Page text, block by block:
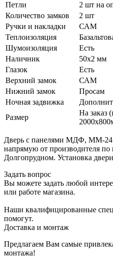
Петли
2 шт на
Количество замков
2 шт
Ручки и накладки
САМ
Теплоизоляция
Шумоизоляция
Есть
Наличник
50х2 мм
Глазок
Есть
Верхний замок
САМ
Нижний замок
Просам
Ночная задвижка
Размер
На заказ
Дверь с панелями МДФ, ММ-24
напрямую от производителя по
Долгопрудном. Установка
Задать вопрос
Вы можете задать любой
или работе магазина.
Наши квалифицированные
помогут.
Доставка и монтаж
Предлагаем Вам самые
монтажа!